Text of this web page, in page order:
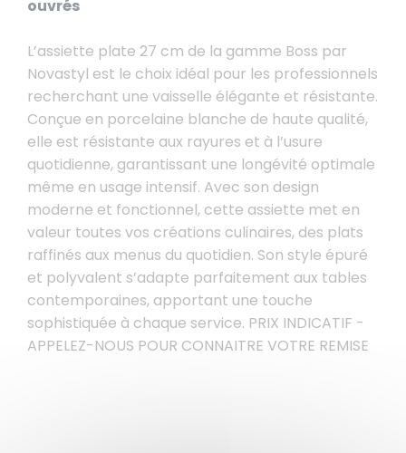
ouvrés
L’assiette plate 27 cm de la gamme Boss par
Novastyl est le choix idéal pour les professionnels
recherchant une vaisselle élégante et résistante.
Conçue en porcelaine blanche de haute qualité,
elle est résistante aux rayures et à l’usure
quotidienne, garantissant une longévité optimale
même en usage intensif. Avec son design
moderne et fonctionnel, cette assiette met en
valeur toutes vos créations culinaires, des plats
raffinés aux menus du quotidien. Son style épuré
et polyvalent s’adapte parfaitement aux tables
contemporaines, apportant une touche
sophistiquée à chaque service. PRIX INDICATIF -
APPELEZ-NOUS POUR CONNAITRE VOTRE REMISE